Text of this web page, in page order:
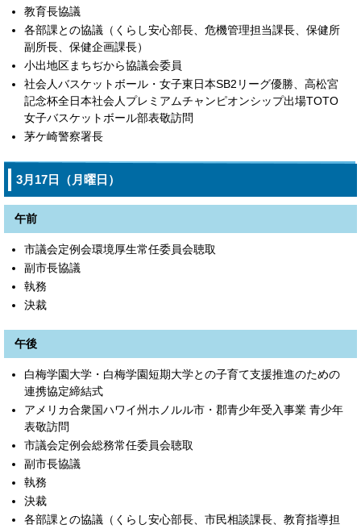
教育長協議
各部課との協議（くらし安心部長、危機管理担当課長、保健所
副所長、保健企画課長）
小出地区まちぢから協議会委員
社会人バスケットボール・女子東日本SB2リーグ優勝、高松宮
記念杯全日本社会人プレミアムチャンピオンシップ出場TOTO
女子バスケットボール部表敬訪問
茅ケ崎警察署長
3月17日（月曜日）
午前
市議会定例会環境厚生常任委員会聴取
副市長協議
執務
決裁
午後
白梅学園大学・白梅学園短期大学との子育て支援推進のための
連携協定締結式
アメリカ合衆国ハワイ州ホノルル市・郡青少年受入事業 青少年
表敬訪問
市議会定例会総務常任委員会聴取
副市長協議
執務
決裁
各部課との協議（くらし安心部長、市民相談課長、教育指導担